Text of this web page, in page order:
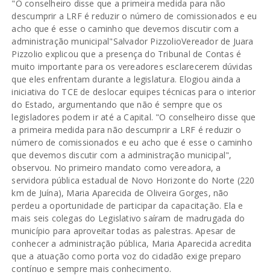
"O conselheiro disse que a primeira medida para não
descumprir a LRF é reduzir o número de comissionados e eu
acho que é esse o caminho que devemos discutir com a
administração municipal"Salvador PizzolioVereador de Juara
Pizzolio explicou que a presença do Tribunal de Contas é
muito importante para os vereadores esclarecerem dúvidas
que eles enfrentam durante a legislatura. Elogiou ainda a
iniciativa do TCE de deslocar equipes técnicas para o interior
do Estado, argumentando que não é sempre que os
legisladores podem ir até a Capital. "O conselheiro disse que
a primeira medida para não descumprir a LRF é reduzir o
número de comissionados e eu acho que é esse o caminho
que devemos discutir com a administração municipal",
observou. No primeiro mandato como vereadora, a
servidora pública estadual de Novo Horizonte do Norte (220
km de Juína), Maria Aparecida de Oliveira Gorges, não
perdeu a oportunidade de participar da capacitação. Ela e
mais seis colegas do Legislativo saíram de madrugada do
município para aproveitar todas as palestras. Apesar de
conhecer a administração pública, Maria Aparecida acredita
que a atuação como porta voz do cidadão exige preparo
contínuo e sempre mais conhecimento.